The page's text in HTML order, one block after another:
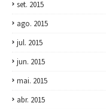
set. 2015
ago. 2015
jul. 2015
jun. 2015
mai. 2015
abr. 2015